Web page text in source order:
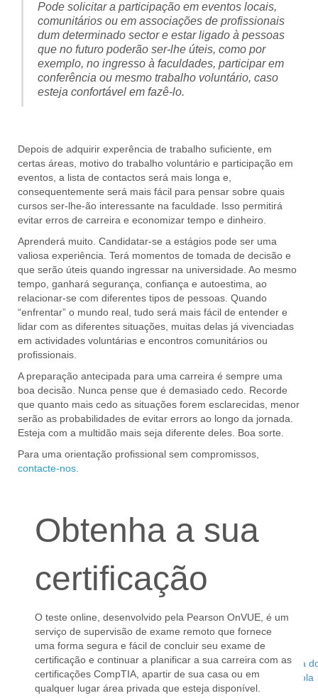
Talatona, Rua
Luanda, Angola
Pode solicitar a participação em eventos locais,
comunitários ou em associações de profissionais
dum determinado sector e estar ligado à pessoas
que no futuro poderão ser-lhe úteis, como por
exemplo, no ingresso à faculdades, participar em
conferência ou mesmo trabalho voluntário, caso
esteja confortável em fazê-lo.
Depois de adquirir experência de trabalho suficiente, em
certas áreas, motivo do trabalho voluntário e participação em
eventos, a lista de contactos será mais longa e,
consequentemente será mais fácil para pensar sobre quais
cursos ser-lhe-ão interessante na faculdade. Isso permitirá
evitar erros de carreira e economizar tempo e dinheiro.
Aprenderá muito. Candidatar-se a estágios pode ser uma
valiosa experiência. Terá momentos de tomada de decisão e
que serão úteis quando ingressar na universidade. Ao mesmo
tempo, ganhará segurança, confiança e autoestima, ao
relacionar-se com diferentes tipos de pessoas. Quando
“enfrentar” o mundo real, tudo será mais fácil de entender e
lidar com as diferentes situações, muitas delas já vivenciadas
em actividades voluntárias e encontros comunitários ou
profissionais.
A preparação antecipada para uma carreira é sempre uma
boa decisão. Nunca pense que é demasiado cedo. Recorde
que quanto mais cedo as situações forem esclarecidas, menor
serão as probabilidades de evitar errors ao longo da jornada.
Esteja com a multidão mais seja diferente deles. Boa sorte.
Para uma orientação profissional sem compromissos,
contacte-nos.
Obtenha a sua
certificação
O teste online, desenvolvido pela Pearson OnVUE, é um
serviço de supervisão de exame remoto que fornece
uma forma segura e fácil de concluir seu exame de
certificação e continuar a planificar a sua carreira com as
certificações CompTIA, apartir de sua casa ou em
qualquer lugar área privada que esteja disponível.